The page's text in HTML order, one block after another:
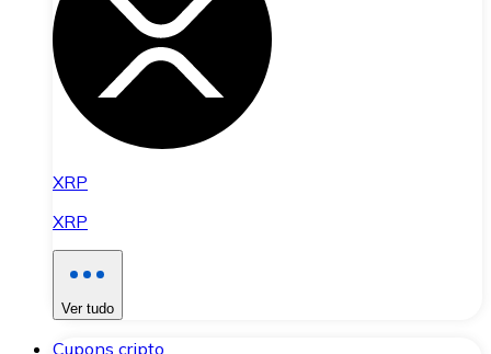
XRP
XRP
Ver tudo
Cupons cripto